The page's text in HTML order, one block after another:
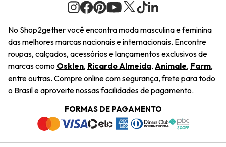
Saiu na Mídia
Sustentabilidade
Navegando
Termos e Condições
Trabalhe Conosco
Regulamento e Promoções
Pedido de Presente
Wishlist
Condições Gerais
Troca Fácil
Restituição de Pagamento
Dúvidas Frequentes
Termos e Condições
Política de Privacidade
No Shop2gether você encontra moda masculina e feminina
das melhores marcas nacionais e internacionais. Encontre
roupas, calçados, acessórios e lançamentos exclusivos de
marcas como Osklen, Ricardo Almeida, Animale, Farm,
entre outras. Compre online com segurança, frete para todo
o Brasil e aproveite nossas facilidades de pagamento.
FORMAS DE PAGAMENTO